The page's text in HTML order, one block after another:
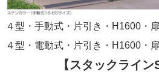
４型・手動式・片引き・H1600・
４型・電動式・片引き・H1600・
【スタックライ